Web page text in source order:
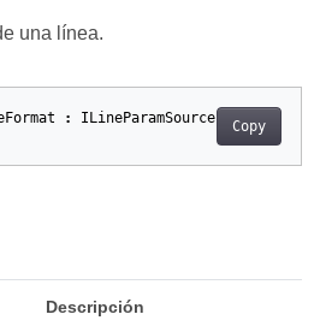
una línea.
Copy
: ILineParamSource
Descripción